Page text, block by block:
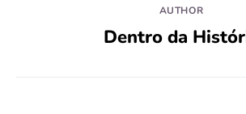
AUTHOR
Dentro da